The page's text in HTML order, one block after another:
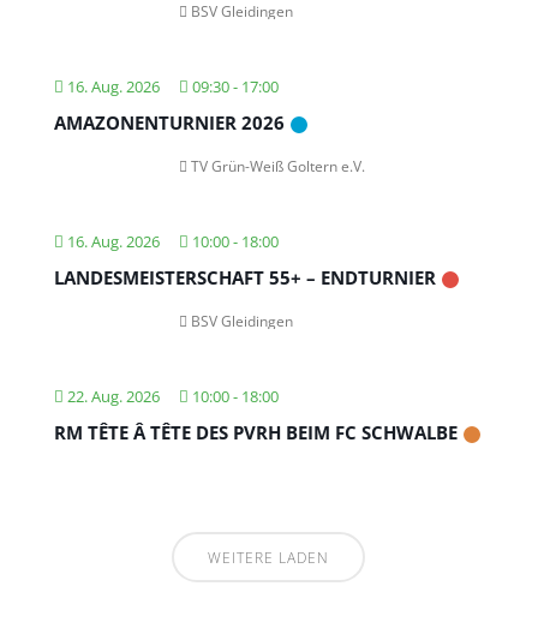
BSV Gleidingen
16. Aug. 2026 09:30- 17:00
AMAZONENTURNIER 2026
TV Grün-Weiß Goltern e.V.
16. Aug. 2026 10:00- 18:00
LANDESMEISTERSCHAFT 55+ – ENDTURNIER
BSV Gleidingen
22. Aug. 2026 10:00- 18:00
RM TÊTE Â TÊTE DES PVRH BEIM FC SCHWALBE
WEITERE LADEN